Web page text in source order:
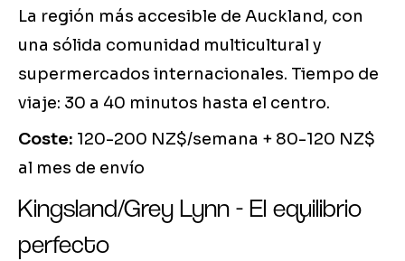
La región más accesible de Auckland, con
una sólida comunidad multicultural y
supermercados internacionales. Tiempo de
viaje: 30 a 40 minutos hasta el centro.
Coste: 120-200 NZ$/semana + 80-120 NZ$
al mes de envío
Kingsland/Grey Lynn - El equilibrio
perfecto